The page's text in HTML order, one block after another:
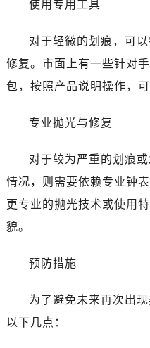
使用专用工具
对于轻微的划痕，可
修复。市面上有一些针对
包，按照产品说明操作，
专业抛光与修复
对于较为严重的划痕
情况，则需要依赖专业钟
更专业的抛光技术或使用
貌。
预防措施
为了避免未来再次出
以下几点：